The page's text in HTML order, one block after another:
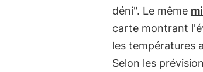
déni". Le même
carte montrant
les températures
Selon les